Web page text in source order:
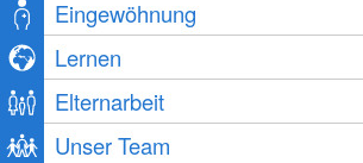
Eingewöhnung
Lernen
Elternarbeit
Unser Team